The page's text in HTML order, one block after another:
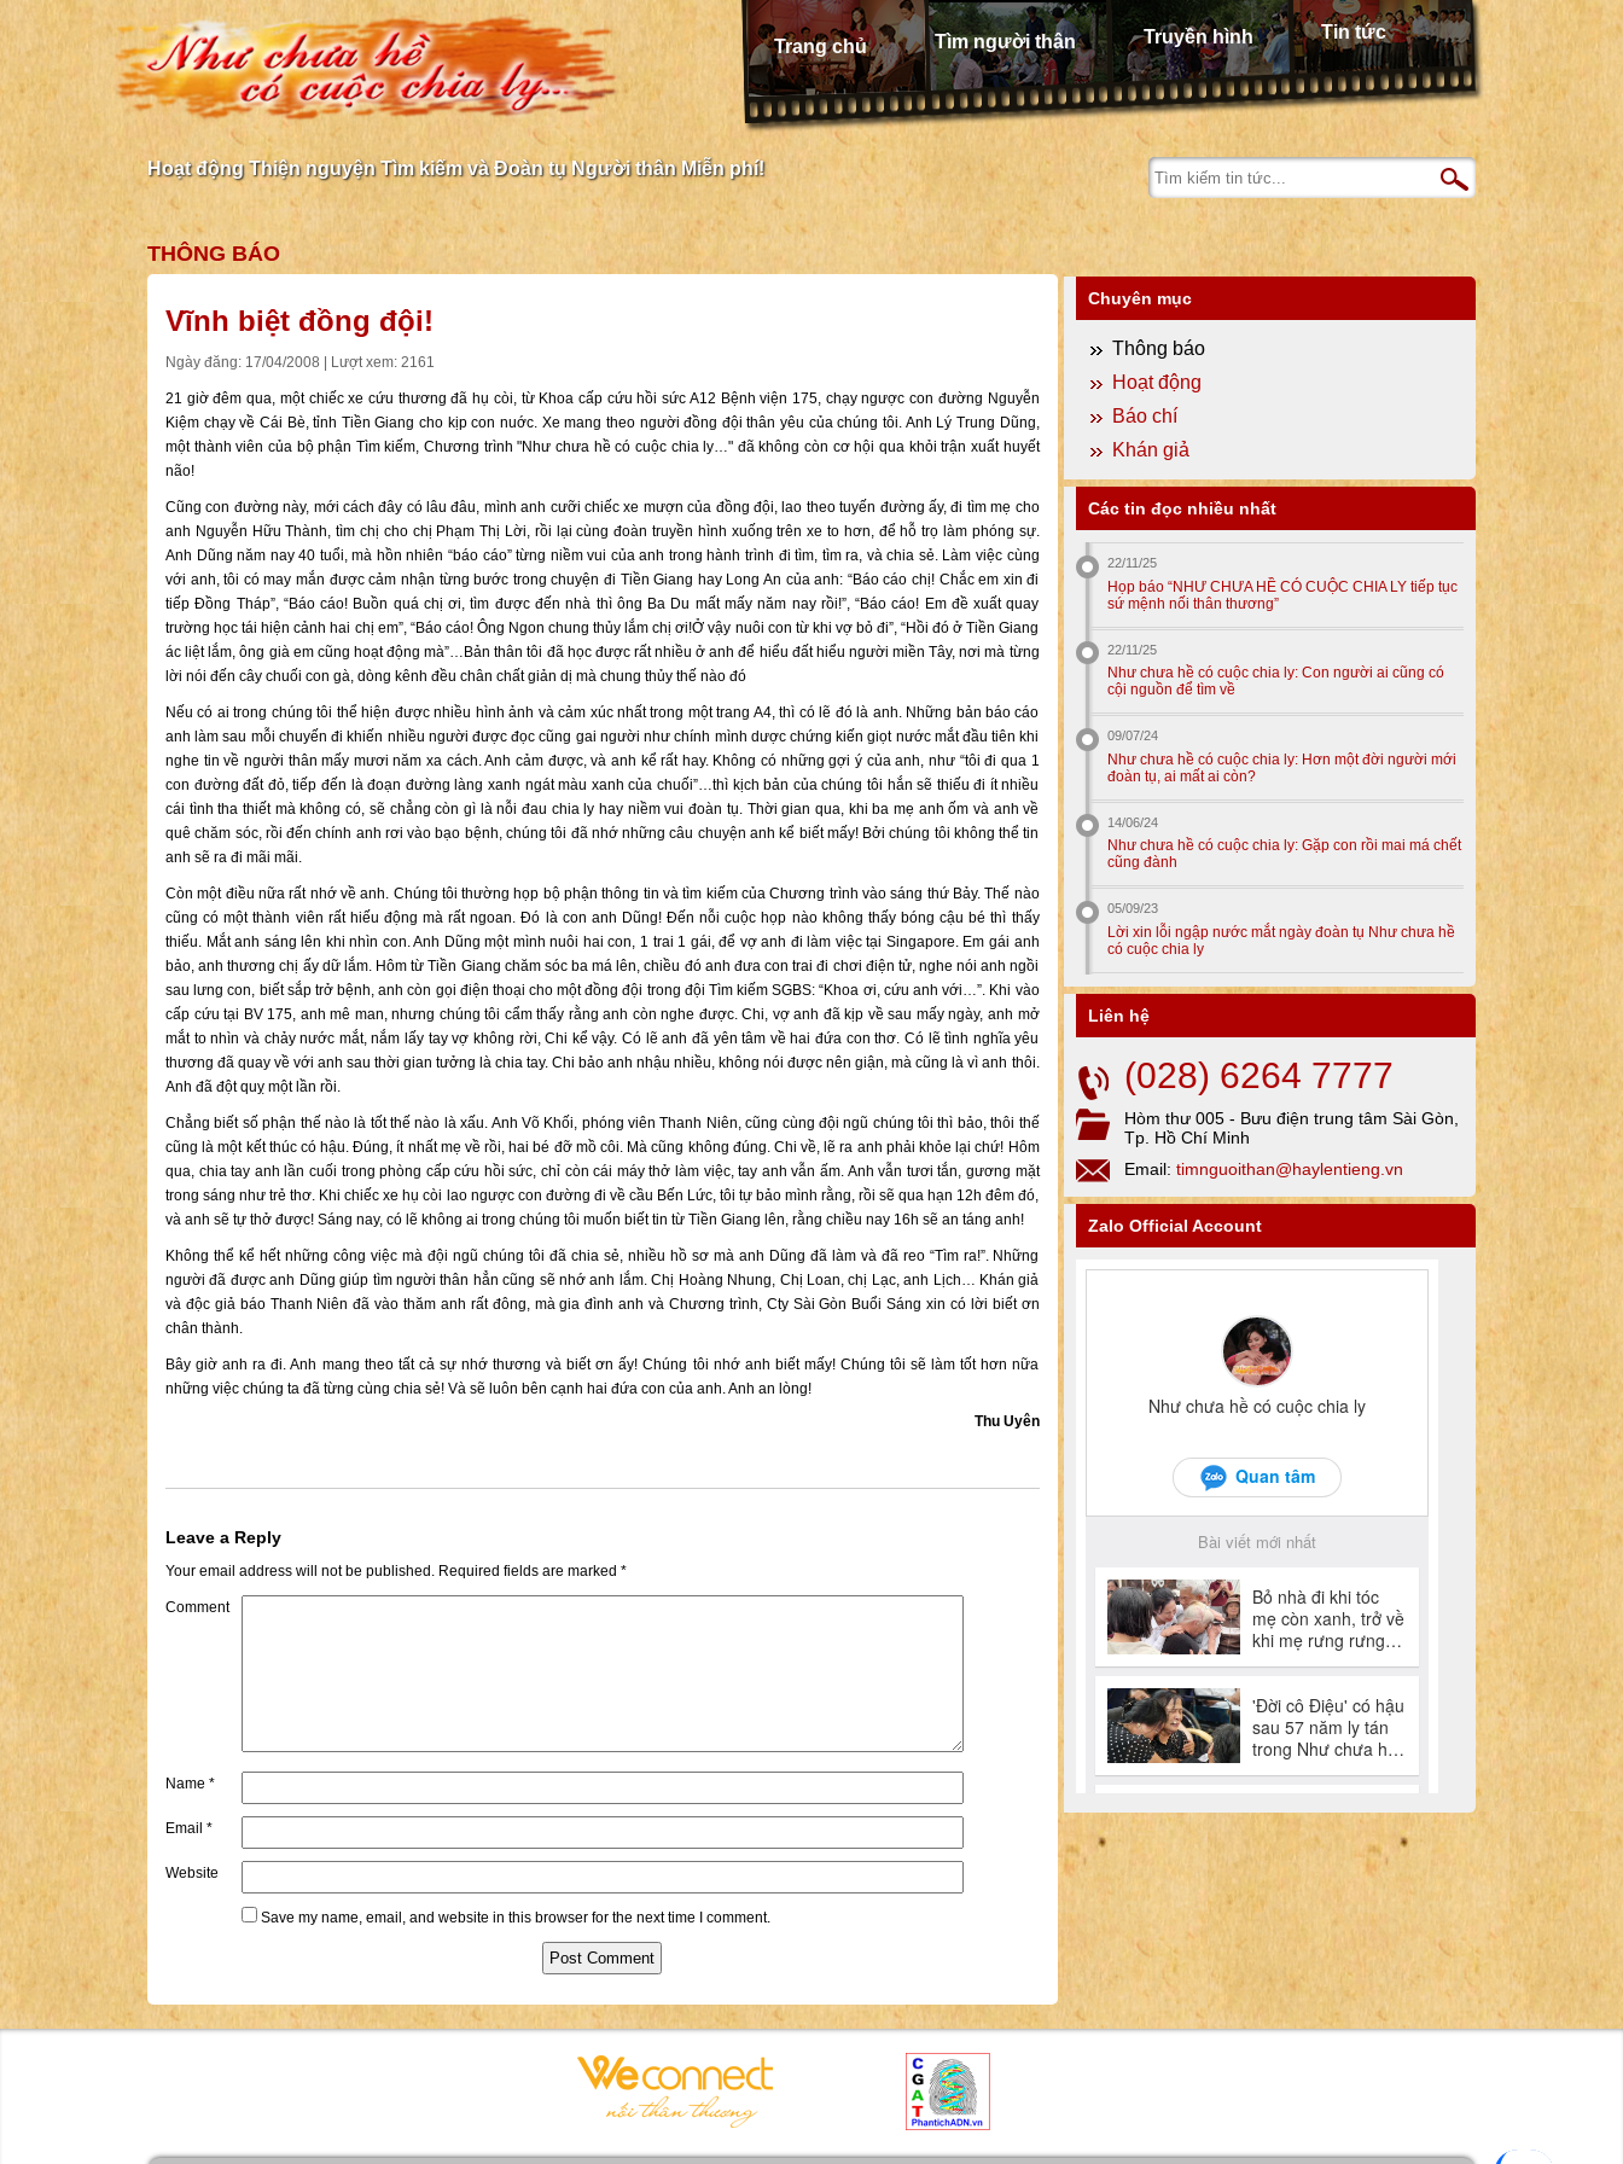
Trang chủ Tìm người thân Truyền hình Tin tức
Hoạt động Thiện nguyện Tìm kiếm và Đoàn tụ Người thân Miễn phí!
THÔNG BÁO
Vĩnh biệt đồng đội!
Ngày đăng: 17/04/2008 | Lượt xem: 2161
21 giờ đêm qua, một chiếc xe cứu thương đã hụ còi, từ Khoa cấp cứu hồi sức A12 Bệnh viện 175, chạy ngược con đường Nguyễn
Kiệm chạy về Cái Bè, tỉnh Tiền Giang cho kịp con nuớc. Xe mang theo người đồng đội thân yêu của chúng tôi. Anh Lý Trung Dũng,
một thành viên của bộ phận Tìm kiếm, Chương trình "Như chưa hề có cuộc chia ly…" đã không còn cơ hội qua khỏi trận xuất huyết
não!
Cũng con đường này, mới cách đây có lâu đâu, mình anh cưỡi chiếc xe mượn của đồng đội, lao theo tuyến đường ấy, đi tìm mẹ cho
anh Nguyễn Hữu Thành, tìm chị cho chị Phạm Thị Lời, rồi lại cùng đoàn truyền hình xuống trên xe to hơn, để hỗ trọ làm phóng sự.
Anh Dũng năm nay 40 tuổi, mà hồn nhiên “báo cáo” từng niềm vui của anh trong hành trình đi tìm, tìm ra, và chia sẻ. Làm việc cùng
với anh, tôi có may mắn được cảm nhận từng bước trong chuyện đi Tiền Giang hay Long An của anh: “Báo cáo chị! Chắc em xin đi
tiếp Đồng Tháp”, “Báo cáo! Buồn quá chị ơi, tìm được đến nhà thì ông Ba Du mất mấy năm nay rồi!”, “Báo cáo! Em đề xuất quay
trường học tái hiện cảnh hai chị em”, “Báo cáo! Ông Ngon chung thủy lắm chị ơi!Ở vậy nuôi con từ khi vợ bỏ đi”, “Hồi đó ở Tiền Giang
ác liệt lắm, ông già em cũng hoạt động mà”…Bản thân tôi đã học được rất nhiều ở anh để hiểu đất hiểu người miền Tây, nơi mà từng
lời nói đến cây chuối con gà, dòng kênh đều chân chất giản dị mà chung thủy thế nào đó
Nếu có ai trong chúng tôi thể hiện được nhiều hình ảnh và cảm xúc nhất trong một trang A4, thì có lẽ đó là anh. Những bản báo cáo
anh làm sau mỗi chuyến đi khiến nhiều người được đọc cũng gai người như chính mình dược chứng kiến giọt nước mắt đầu tiên khi
nghe tin về người thân mấy mươi năm xa cách. Anh cảm được, và anh kể rất hay. Không có những gợi ý của anh, như “tôi đi qua 1
con đường đất đỏ, tiếp đến là đoạn đường làng xanh ngát màu xanh của chuối”…thì kịch bản của chúng tôi hắn sẽ thiếu đi ít nhiều
cái tình tha thiết mà không có, sẽ chẳng còn gì là nỗi đau chia ly hay niềm vui đoàn tụ. Thời gian qua, khi ba mẹ anh ốm và anh về
quê chăm sóc, rồi đến chính anh rơi vào bạo bệnh, chúng tôi đã nhớ những câu chuyện anh kể biết mấy! Bởi chúng tôi không thể tin
anh sẽ ra đi mãi mãi.
Còn một điều nữa rất nhớ về anh. Chúng tôi thường họp bộ phận thông tin và tìm kiếm của Chương trình vào sáng thứ Bảy. Thế nào
cũng có một thành viên rất hiếu động mà rất ngoan. Đó là con anh Dũng! Đến nỗi cuộc họp nào không thấy bóng cậu bé thì thấy
thiếu. Mắt anh sáng lên khi nhìn con. Anh Dũng một mình nuôi hai con, 1 trai 1 gái, để vợ anh đi làm việc tại Singapore. Em gái anh
bảo, anh thương chị ấy dữ lắm. Hôm từ Tiền Giang chăm sóc ba má lên, chiều đó anh đưa con trai đi chơi điện tử, nghe nói anh ngồi
sau lưng con, biết sắp trở bệnh, anh còn gọi điện thoại cho một đồng đội trong đội Tìm kiếm SGBS: “Khoa ơi, cứu anh với…”. Khi vào
cấp cứu tại BV 175, anh mê man, nhưng chúng tôi cẩm thấy rằng anh còn nghe được. Chi, vợ anh đã kịp về sau mấy ngày, anh mở
mắt to nhìn và chảy nước mắt, nắm lấy tay vợ không rời, Chi kể vậy. Có lẽ anh đã yên tâm về hai đứa con thơ. Có lẽ tình nghĩa yêu
thương đã quay về với anh sau thời gian tưởng là chia tay. Chi bảo anh nhậu nhiều, không nói được nên giận, mà cũng là vì anh thôi.
Anh đã đột quỵ một lần rồi.
Chẳng biết số phận thế nào là tốt thế nào là xấu. Anh Võ Khối, phóng viên Thanh Niên, cũng cùng đội ngũ chúng tôi thì bảo, thôi thế
cũng là một kết thúc có hậu. Đúng, ít nhất mẹ về rồi, hai bé đỡ mồ côi. Mà cũng không đúng. Chi về, lẽ ra anh phải khỏe lại chứ! Hôm
qua, chia tay anh lần cuối trong phòng cấp cứu hồi sức, chỉ còn cái máy thở làm việc, tay anh vẫn ấm. Anh vẫn tươi tắn, gương mặt
trong sáng như trẻ thơ. Khi chiếc xe hụ còi lao ngược con đường đi về cầu Bến Lức, tôi tự bảo mình rằng, rồi sẽ qua hạn 12h đêm đó,
và anh sẽ tự thở được! Sáng nay, có lẽ không ai trong chúng tôi muốn biết tin từ Tiền Giang lên, rằng chiều nay 16h sẽ an táng anh!
Không thể kể hết những công việc mà đội ngũ chúng tôi đã chia sẻ, nhiều hồ sơ mà anh Dũng đã làm và đã reo “Tìm ra!”. Những
người đã được anh Dũng giúp tìm người thân hẳn cũng sẽ nhớ anh lắm. Chị Hoàng Nhung, Chị Loan, chị Lạc, anh Lịch… Khán giả
và độc giả báo Thanh Niên đã vào thăm anh rất đông, mà gia đình anh và Chương trình, Cty Sài Gòn Buổi Sáng xin có lời biết ơn
chân thành.
Bây giờ anh ra đi. Anh mang theo tất cả sự nhớ thương và biết ơn ấy! Chúng tôi nhớ anh biết mấy! Chúng tôi sẽ làm tốt hơn nữa
những việc chúng ta đã từng cùng chia sẻ! Và sẽ luôn bên cạnh hai đứa con của anh. Anh an lòng!
Thu Uyên
Leave a Reply
Your email address will not be published. Required fields are marked *
Comment
Name *
Email *
Website
Save my name, email, and website in this browser for the next time I comment.
Chuyên mục
Thông báo
Hoạt động
Báo chí
Khán giả
Các tin đọc nhiều nhất
22/11/25
Họp báo “NHƯ CHƯA HỀ CÓ CUỘC CHIA LY tiếp tục
sứ mệnh nối thân thương”
22/11/25
Như chưa hề có cuộc chia ly: Con người ai cũng có
cội nguồn để tìm về
09/07/24
Như chưa hề có cuộc chia ly: Hơn một đời người mới
đoàn tụ, ai mất ai còn?
14/06/24
Như chưa hề có cuộc chia ly: Gặp con rồi mai má chết
cũng đành
05/09/23
Lời xin lỗi ngập nước mắt ngày đoàn tụ Như chưa hề
có cuộc chia ly
Liên hệ
(028) 6264 7777
Hòm thư 005 - Bưu điện trung tâm Sài Gòn,
Tp. Hồ Chí Minh
Email: timnguoithan@haylentieng.vn
Zalo Official Account